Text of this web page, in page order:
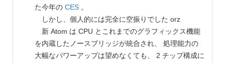
た今年の CES 。
しかし、個人的には完全に空振りでした orz
新 Atom は CPU とこれまでのグラフィックス機能
を内蔵したノースブリッジが統合され、 処理能力の
大幅なパワーアップは望めなくても、 2 チップ構成に